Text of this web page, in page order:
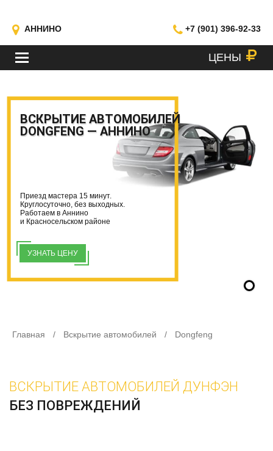
АННИНО +7 (901) 396-92-33
МЕНЮ ЦЕНЫ
ВСКРЫТИЕ АВТОМОБИЛЕЙ
DONGFENG — АННИНО
Приезд мастера 15 минут.
Круглосуточно, без выходных.
Работаем в Аннино
и Красносельском районе
УЗНАТЬ ЦЕНУ
Главная / Вскрытие автомобилей / Dongfeng
ВСКРЫТИЕ АВТОМОБИЛЕЙ ДУНФЭН
БЕЗ ПОВРЕЖДЕНИЙ